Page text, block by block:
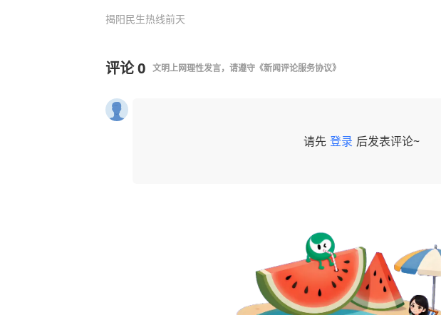
揭阳民生热线前天
评论0 文明上网理性发言，请遵守 《新闻评论服务协议》
请先 登录 后发表评论~